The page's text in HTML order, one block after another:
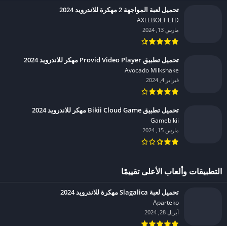
تحميل لعبة المواجهة 2 مهكرة للاندرويد 2024
AXLEBOLT LTD‏
مارس 13, 2024
تحميل تطبيق Provid Video Player مهكر للاندرويد 2024
Avocado Milkshake‏
فبراير 4, 2024
تحميل تطبيق Bikii Cloud Game مهكر للاندرويد 2024
Gamebikii‏
مارس 15, 2024
التطبيقات وألعاب الأعلى تقييمًا
تحميل لعبة Slagalica مهكرة للاندرويد 2024
Aparteko‏
أبريل 28, 2024